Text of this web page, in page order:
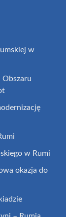
w
w Rumi
okazja do